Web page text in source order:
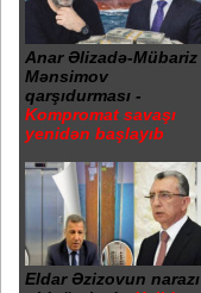
Anar Əlizadə-Mübariz
Mənsimov
qarşıdurması -
Kompromat savaşı
yenidən başlayıb
Eldar Əzizovun narazı